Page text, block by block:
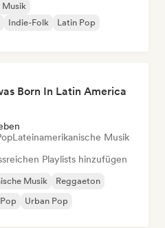
Musik
Indie-Folk
Latin Pop
Born In Latin America
Lateinamerikanische Musik
Playlists hinzufügen
Musik
Reggaeton
Urban Pop